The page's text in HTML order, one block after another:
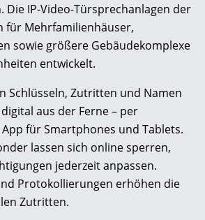
Die IP-Video-Türsprechanlagen der
für Mehrfamilienhäuser,
sowie größere Gebäudekomplexe
entwickelt.
Schlüsseln, Zutritten und Namen
aus der Ferne – per
für Smartphones und Tablets.
lassen sich online sperren,
jederzeit anpassen.
Protokollierungen erhöhen die
Zutritten.